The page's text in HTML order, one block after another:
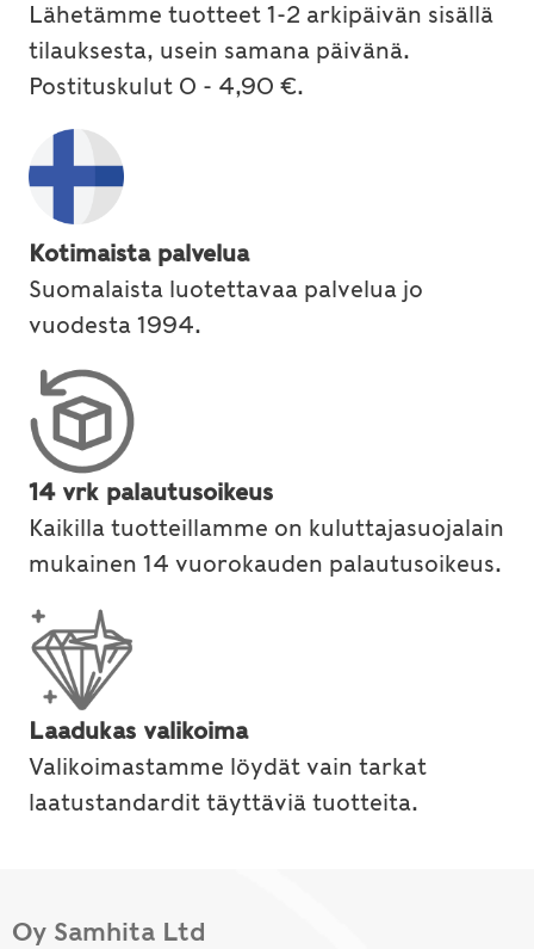
Lähetämme tuotteet 1-2 arkipäivän sisällä
tilauksesta, usein samana päivänä.
Postituskulut 0 - 4,90 €.
Kotimaista palvelua
Suomalaista luotettavaa palvelua jo
vuodesta 1994.
14 vrk palautusoikeus
Kaikilla tuotteillamme on kuluttajasuojalain
mukainen 14 vuorokauden palautusoikeus.
Laadukas valikoima
Valikoimastamme löydät vain tarkat
laatustandardit täyttäviä tuotteita.
Oy Samhita Ltd